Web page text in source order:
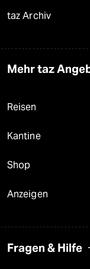
taz Archiv
Mehr taz
Reisen
Kantine
Shop
Anzeigen
Fragen & Hilfe